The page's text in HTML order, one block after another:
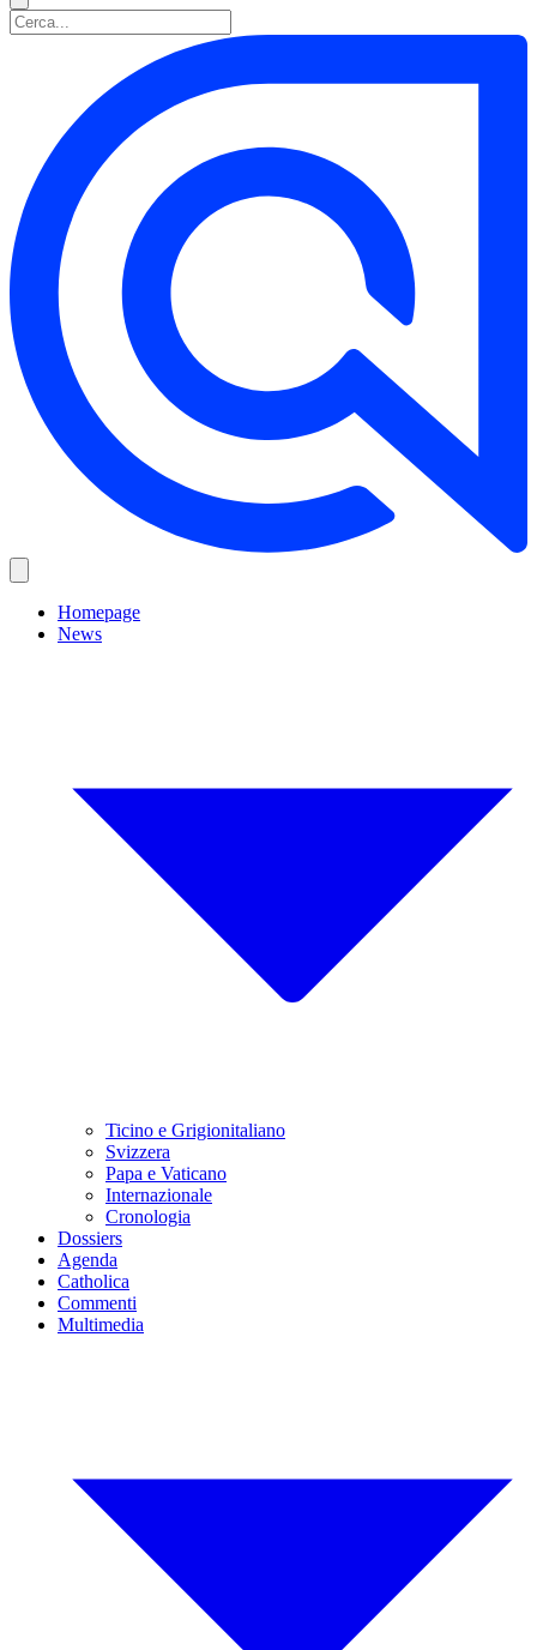
Homepage
News
Ticino e Grigionitaliano
Svizzera
Papa e Vaticano
Internazionale
Cronologia
Dossiers
Agenda
Catholica
Commenti
Multimedia